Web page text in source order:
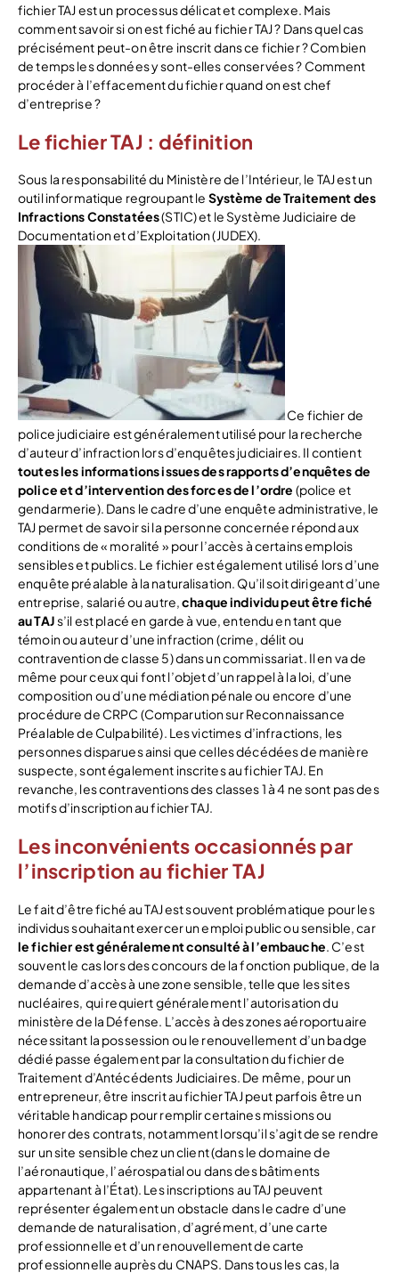
fichier TAJ est un processus délicat et complexe. Mais
comment savoir si on est fiché au fichier TAJ ? Dans quel cas
précisément peut-on être inscrit dans ce fichier ? Combien
de temps les données y sont-elles conservées ? Comment
procéder à l’effacement du fichier quand on est chef
d’entreprise ?
Le fichier TAJ : définition
Sous la responsabilité du Ministère de l’Intérieur, le TAJ est un
outil informatique regroupant le Système de Traitement des
Infractions Constatées(STIC) et le Système Judiciaire de
Documentation et d’Exploitation (JUDEX).
Ce fichier de
police judiciaire est généralement utilisé pour la recherche
d’auteur d’infraction lors d’enquêtes judiciaires. Il contient
toutes les informations issues des rapports d’enquêtes de
police et d’intervention des forces de l’ordre (police et
gendarmerie). Dans le cadre d’une enquête administrative, le
TAJ permet de savoir si la personne concernée répond aux
conditions de « moralité » pour l’accès à certains emplois
sensibles et publics. Le fichier est également utilisé lors d’une
enquête préalable à la naturalisation. Qu’il soit dirigeant d’une
entreprise, salarié ou autre,chaque individu peut être fiché
au TAJs’il est placé en garde à vue, entendu en tant que
témoin ou auteur d’une infraction (crime, délit ou
contravention de classe 5) dans un commissariat. Il en va de
même pour ceux qui font l’objet d’un rappel à la loi, d’une
composition ou d’une médiation pénale ou encore d’une
procédure de CRPC (Comparution sur Reconnaissance
Préalable de Culpabilité). Les victimes d’infractions, les
personnes disparues ainsi que celles décédées de manière
suspecte, sont également inscrites au fichier TAJ. En
revanche, les contraventions des classes 1 à 4 ne sont pas des
motifs d’inscription au fichier TAJ.
Les inconvénients occasionnés par
l’inscription au fichier TAJ
Le fait d’être fiché au TAJ est souvent problématique pour les
individus souhaitant exercer un emploi public ou sensible, car
le fichier est généralement consulté à l’embauche. C’est
souvent le cas lors des concours de la fonction publique, de la
demande d’accès à une zone sensible, telle que les sites
nucléaires, qui requiert généralement l’autorisation du
ministère de la Défense. L’accès à des zones aéroportuaire
nécessitant la possession ou le renouvellement d’un badge
dédié passe également par la consultation du fichier de
Traitement d’Antécédents Judiciaires. De même, pour un
entrepreneur, être inscrit au fichier TAJ peut parfois être un
véritable handicap pour remplir certaines missions ou
honorer des contrats, notamment lorsqu’il s’agit de se rendre
sur un site sensible chez un client (dans le domaine de
l’aéronautique, l’aérospatial ou dans des bâtiments
appartenant à l’État). Les inscriptions au TAJ peuvent
représenter également un obstacle dans le cadre d’une
demande de naturalisation, d’agrément, d’une carte
professionnelle et d’un renouvellement de carte
professionnelle auprès du CNAPS. Dans tous les cas, la